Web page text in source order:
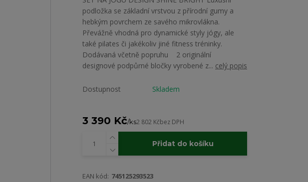
podložka se základní vrstvou z přírodní gumy a
hebkým povrchem ze savého mikrovlákna.
Převážně vhodná pro dynamické styly jógy, ale
také pilates či jakékoliv jiné fitness tréninky.
Dodávaná včetně popruhu 2 originální
designové podpůrné bločky vyrobené z... celý popis
Dostupnost Skladem
3 390 Kč/ks2 802 Kčbez DPH
Přidat do košíku
EAN kód: 745125293523